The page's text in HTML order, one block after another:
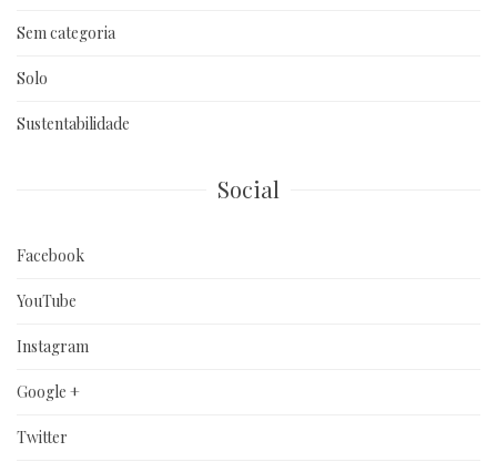
Sem categoria
Solo
Sustentabilidade
Social
Facebook
YouTube
Instagram
Google +
Twitter